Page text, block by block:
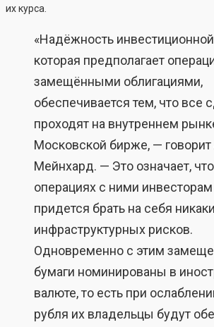
их курса.
«Надёжность инвестиционной
которая предполагает
замещёнными облигациями,
обеспечивается тем, что все
проходят на внутреннем
Московской бирже, — говорит
Мейнхард. — Это означает,
операциях с ними
придется брать на себя
инфраструктурных рисков.
Одновременно с этим
бумаги номинированы в
валюте, то есть при
рубля их владельцы будут